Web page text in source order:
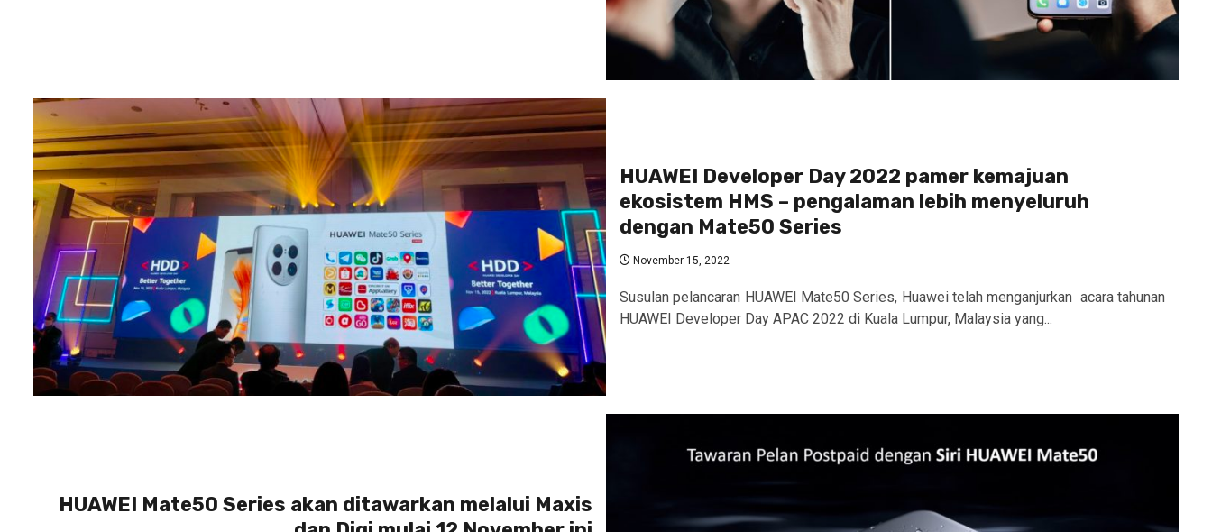
HUAWEI Developer Day 2022 pamer kemajuan
ekosistem HMS – pengalaman lebih menyeluruh
dengan Mate50 Series
November 15, 2022
Susulan pelancaran HUAWEI Mate50 Series, Huawei telah menganjurkan acara tahunan
HUAWEI Developer Day APAC 2022 di Kuala Lumpur, Malaysia yang...
HUAWEI Mate50 Series akan ditawarkan melalui Maxis